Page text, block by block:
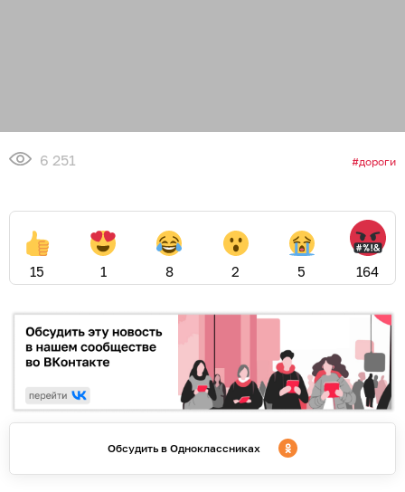
6 251 дороги
15 1 8 2 5 164
Обсудить в Одноклассниках